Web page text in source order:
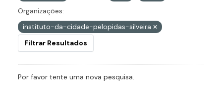
Organizações:
instituto-da-cidade-pelopidas-silveira
Filtrar Resultados
Por favor tente uma nova pesquisa.